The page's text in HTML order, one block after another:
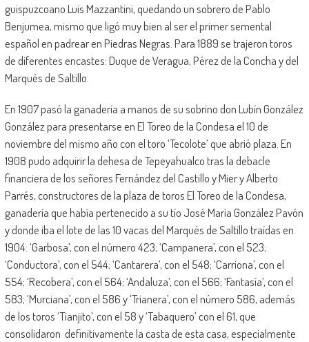
guispuzcoano Luis Mazzantini, quedando un sobrero de Pablo
Benjumea, mismo que ligó muy bien al ser el primer semental
español en padrear en Piedras Negras. Para 1889 se trajeron toros
de diferentes encastes: Duque de Veragua, Pérez de la Concha y del
Marqués de Saltillo.
En 1907 pasó la ganadería a manos de su sobrino don Lubín González
González para presentarse en El Toreo de la Condesa el 10 de
noviembre del mismo año con el toro ‘Tecolote’ que abrió plaza. En
1908 pudo adquirir la dehesa de Tepeyahualco tras la debacle
financiera de los señores Fernández del Castillo y Mier y Alberto
Parrés, constructores de la plaza de toros El Toreo de la Condesa,
ganadería que había pertenecido a su tío José María González Pavón
y donde iba el lote de las 10 vacas del Marqués de Saltillo traídas en
1904: ‘Garbosa’, con el número 423; ‘Campanera’, con el 523;
‘Conductora’, con el 544; ‘Cantarera’, con el 548; ‘Carriona’, con el
554; ‘Recobera’, con el 564; ‘Andaluza’, con el 566; ‘Fantasía’, con el
583; ‘Murciana’, con el 586 y ‘Trianera’, con el número 586, además
de los toros ‘Tianjito’, con el 58 y ‘Tabaquero’ con el 61, que
consolidaron definitivamente la casta de esta casa, especialmente